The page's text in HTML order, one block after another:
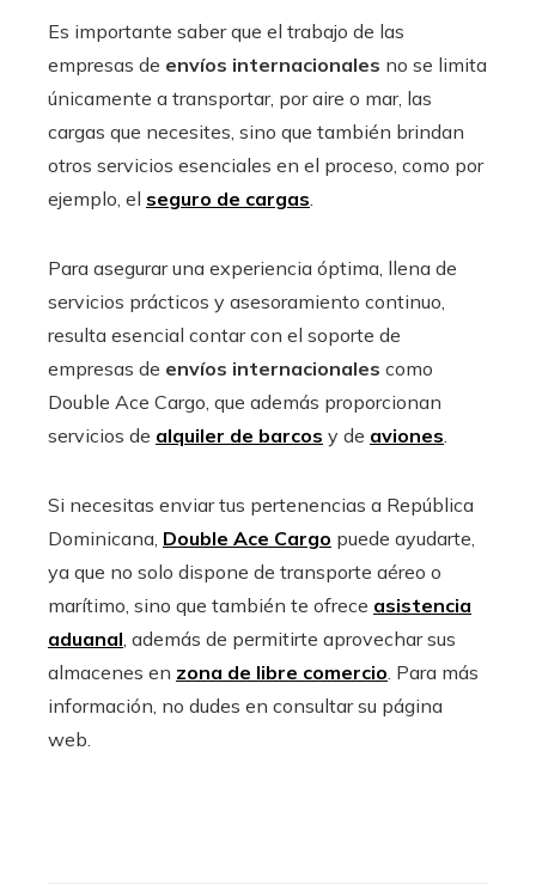
Es importante saber que el trabajo de las
empresas de envíos internacionales no se limita
únicamente a transportar, por aire o mar, las
cargas que necesites, sino que también brindan
otros servicios esenciales en el proceso, como por
ejemplo, el seguro de cargas.
Para asegurar una experiencia óptima, llena de
servicios prácticos y asesoramiento continuo,
resulta esencial contar con el soporte de
empresas de envíos internacionales como
Double Ace Cargo, que además proporcionan
servicios de alquiler de barcos y de aviones.
Si necesitas enviar tus pertenencias a República
Dominicana, Double Ace Cargo puede ayudarte,
ya que no solo dispone de transporte aéreo o
marítimo, sino que también te ofrece asistencia
aduanal, además de permitirte aprovechar sus
almacenes en zona de libre comercio. Para más
información, no dudes en consultar su página
web.